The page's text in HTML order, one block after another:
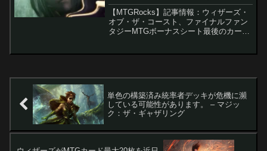
ドを公開。 – マジック：ザ・ギャ
ザリング
【MTGRocks】記事情報：ウィザーズ・
オブ・ザ・コースト、ファイナルファン
タジーMTGボーナスシート最後のカード
単色の構築済み統率者デッキが危機に瀕
している可能性があります。 – マジッ
ク：ザ・ギャザリング